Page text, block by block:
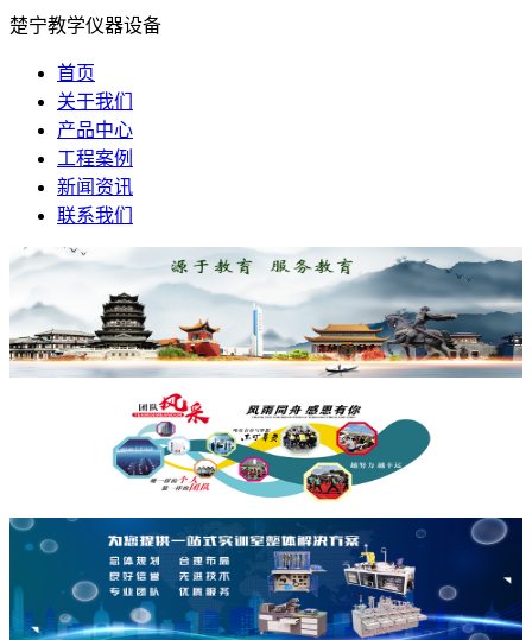
楚宁教学仪器设备
首页
关于我们
产品中心
工程案例
新闻资讯
联系我们